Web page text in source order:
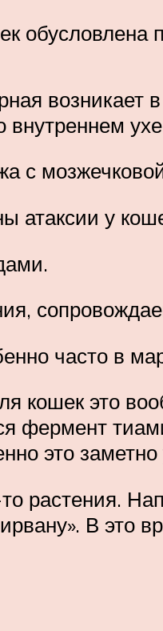
обусловлена
возникает
с
атаксии у
часто в
кошек это
фермент
это заметно
то растения.
В это